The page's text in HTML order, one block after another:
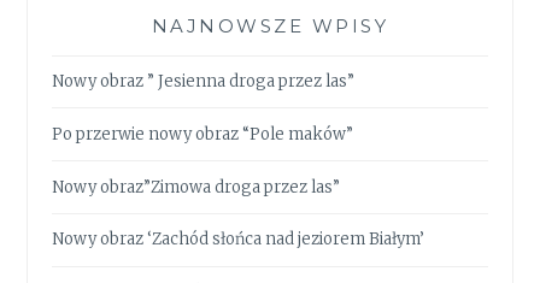
NAJNOWSZE WPISY
Nowy obraz ” Jesienna droga przez las”
Po przerwie nowy obraz “Pole maków”
Nowy obraz”Zimowa droga przez las”
Nowy obraz ‘Zachód słońca nad jeziorem Białym’